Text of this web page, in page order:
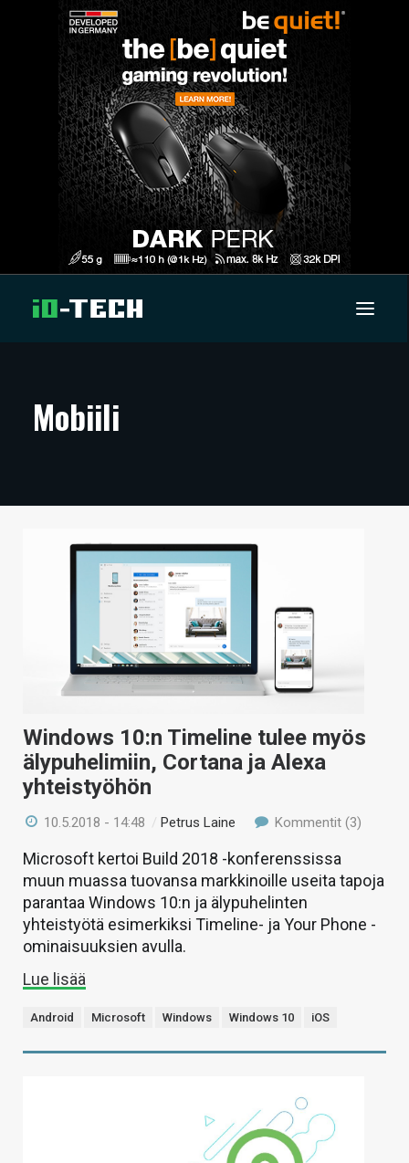
ARTIKKELIT
TECHBBS
VAIHDA TEEMA
HAKU
Mobiili
Windows 10:n Timeline tulee myös
älypuhelimiin, Cortana ja Alexa
yhteistyöhön
10.5.2018 - 14:48 /Petrus Laine Kommentit (3)
Microsoft kertoi Build 2018 -konferenssissa
muun muassa tuovansa markkinoille useita tapoja
parantaa Windows 10:n ja älypuhelinten
yhteistyötä esimerkiksi Timeline- ja Your Phone -
ominaisuuksien avulla.
Lue lisää
Android Microsoft Windows Windows 10 iOS